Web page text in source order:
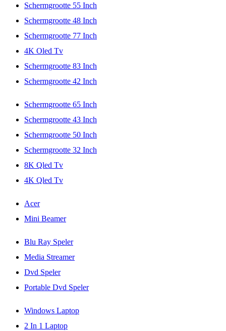
Schermgrootte 55 Inch
Schermgrootte 48 Inch
Schermgrootte 77 Inch
4K Oled Tv
Schermgrootte 83 Inch
Schermgrootte 42 Inch
Schermgrootte 65 Inch
Schermgrootte 43 Inch
Schermgrootte 50 Inch
Schermgrootte 32 Inch
8K Qled Tv
4K Qled Tv
Acer
Mini Beamer
Blu Ray Speler
Media Streamer
Dvd Speler
Portable Dvd Speler
Windows Laptop
2 In 1 Laptop